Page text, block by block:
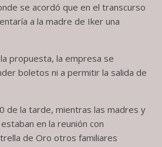
se acordó que en el transcurso
a la madre de Iker una
propuesta, la empresa se
boletos ni a permitir la salida de
de la tarde, mientras las madres y
en la reunión con
de Oro otros familiares